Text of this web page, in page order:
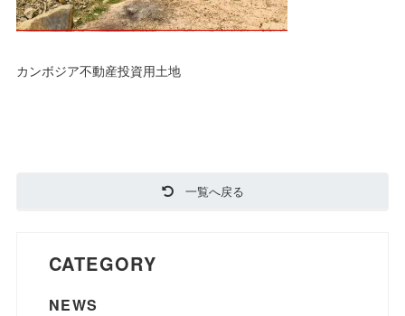
カンボジア不動産投資用土地
一覧へ戻る
CATEGORY
NEWS